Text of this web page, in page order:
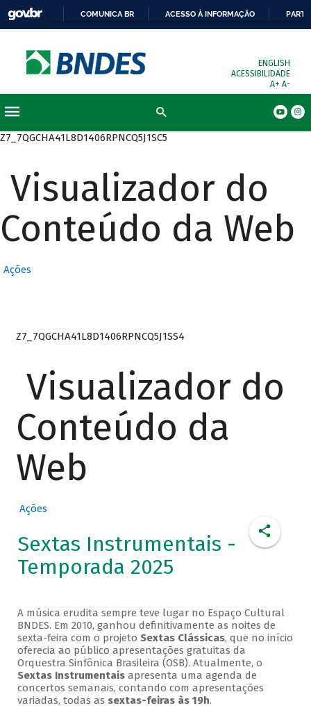
COMUNICA BR ACESSO À INFORMAÇÃO
ENGLISH
ACESSIBILIDADE
A+ A-
Z7_7QGCHA41L8D1406RPNCQ5J1SC5
Visualizador do
Conteúdo da Web
Ações
Z7_7QGCHA41L8D1406RPNCQ5J1SS4
Visualizador do
Conteúdo da
Web
Ações
Sextas Instrumentais -
Temporada 2025
A música erudita sempre teve lugar no Espaço Cultural
BNDES. Em 2010, ganhou definitivamente as noites de
sexta-feira com o projeto Sextas Clássicas, que no início
oferecia ao público apresentações gratuitas da
Orquestra Sinfônica Brasileira (OSB). Atualmente, o
Sextas Instrumentaisapresenta uma agenda de
concertos semanais, contando com apresentações
variadas, todas as sextas-feiras às 19h.